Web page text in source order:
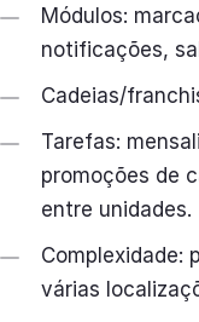
Módulos:
notificações,
Cadeias/
Tarefas:
promoções de
entre unidades.
Complexidade:
várias